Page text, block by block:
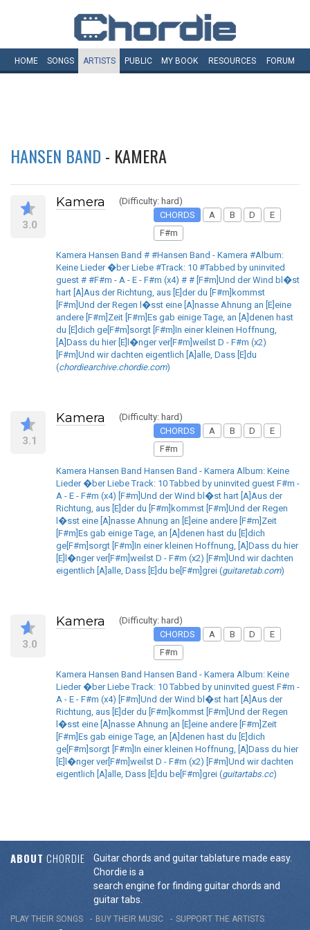
HOME SONGS ARTISTS PUBLIC MY BOOK RESOURCES FORUM
HANSEN BAND - KAMERA
3.0
Kamera
(Difficulty: hard)
CHORDS
A B D
E
F#m
Kamera Hansen Band # #Hansen Band - Kamera #Album:
Keine Lieder �ber Liebe #Track: 10 #Tabbed by uninvited
guest # #F#m - A - E - F#m (x4) # # [F#m]Und der Wind bl�st
hart [A]Aus der Richtung, aus [E]der du [F#m]kommst
[F#m]Und der Regen l�sst eine [A]nasse Ahnung an [E]eine
andere [F#m]Zeit [F#m]Es gab einige Tage, an [A]denen hast
du [E]dich ge[F#m]sorgt [F#m]In einer kleinen Hoffnung,
[A]Dass du hier [E]l�nger ver[F#m]weilst D - F#m (x2)
[F#m]Und wir dachten eigentlich [A]alle, Dass [E]du
(chordiearchive.chordie.com)
3.1
Kamera
(Difficulty: hard)
CHORDS
A B D
E
F#m
Kamera Hansen Band Hansen Band - Kamera Album: Keine
Lieder �ber Liebe Track: 10 Tabbed by uninvited guest F#m -
A - E - F#m (x4) [F#m]Und der Wind bl�st hart [A]Aus der
Richtung, aus [E]der du [F#m]kommst [F#m]Und der Regen
l�sst eine [A]nasse Ahnung an [E]eine andere [F#m]Zeit
[F#m]Es gab einige Tage, an [A]denen hast du [E]dich
ge[F#m]sorgt [F#m]In einer kleinen Hoffnung, [A]Dass du hier
[E]l�nger ver[F#m]weilst D - F#m (x2) [F#m]Und wir dachten
eigentlich [A]alle, Dass [E]du be[F#m]grei (guitaretab.com)
3.0
Kamera
(Difficulty: hard)
CHORDS
A B D
E
F#m
Kamera Hansen Band Hansen Band - Kamera Album: Keine
Lieder �ber Liebe Track: 10 Tabbed by uninvited guest F#m -
A - E - F#m (x4) [F#m]Und der Wind bl�st hart [A]Aus der
Richtung, aus [E]der du [F#m]kommst [F#m]Und der Regen
l�sst eine [A]nasse Ahnung an [E]eine andere [F#m]Zeit
[F#m]Es gab einige Tage, an [A]denen hast du [E]dich
ge[F#m]sorgt [F#m]In einer kleinen Hoffnung, [A]Dass du hier
[E]l�nger ver[F#m]weilst D - F#m (x2) [F#m]Und wir dachten
eigentlich [A]alle, Dass [E]du be[F#m]grei (guitartabs.cc)
ABOUT CHORDIE
Guitar chords and guitar tablature made easy.
Chordie is a
search engine for finding guitar chords and
guitar tabs.
PLAY THEIR SONGS BUY THEIR MUSIC
SUPPORT THE ARTISTS